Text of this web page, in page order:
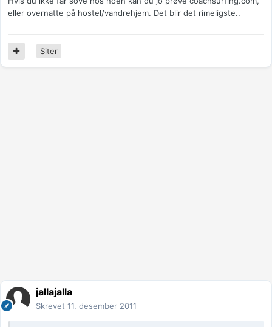
eller overnatte på hostel/vandrehjem. Det blir det rimeligste..
Siter
jallajalla
Skrevet 11. desember 2011